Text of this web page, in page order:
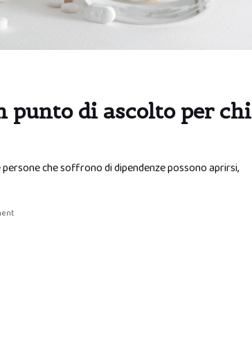
punto di ascolto per chi
persone che soffrono di dipendenze possono aprirsi,